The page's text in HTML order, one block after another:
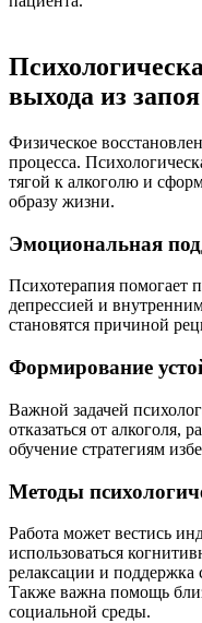
выхода из запоя
Физическое
процесса.
тягой к алкоголю и
образу жизни.
Эмоциональная
Психотерапия помогает
депрессией и
становятся причиной
Формирование
Важной задачей
отказаться от алкоголя,
обучение стратегиям
Методы
Работа может вестись
использоваться
релаксации и
Также важна помощь
социальной среды.